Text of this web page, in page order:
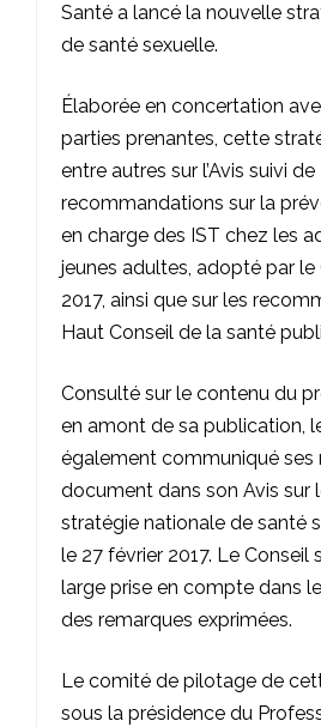
Santé a lancé la nouvelle
de santé sexuelle.
Élaborée en concertation
parties prenantes, cette
entre autres sur l’Avis suivi de
recommandations sur la
en charge des IST chez les
jeunes adultes, adopté par le
2017, ainsi que sur les
Haut Conseil de la santé
Consulté sur le contenu du
en amont de sa publication,
également communiqué ses
document dans son Avis sur
stratégie nationale de santé
le 27 février 2017. Le Conseil
large prise en compte dans
des remarques exprimées.
Le comité de pilotage de
sous la présidence du